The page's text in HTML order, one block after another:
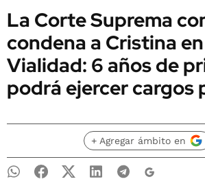
La Corte Suprema
condena a Cristina
Vialidad: 6 años de
podrá ejercer cargos
+ Agregar ámbito en